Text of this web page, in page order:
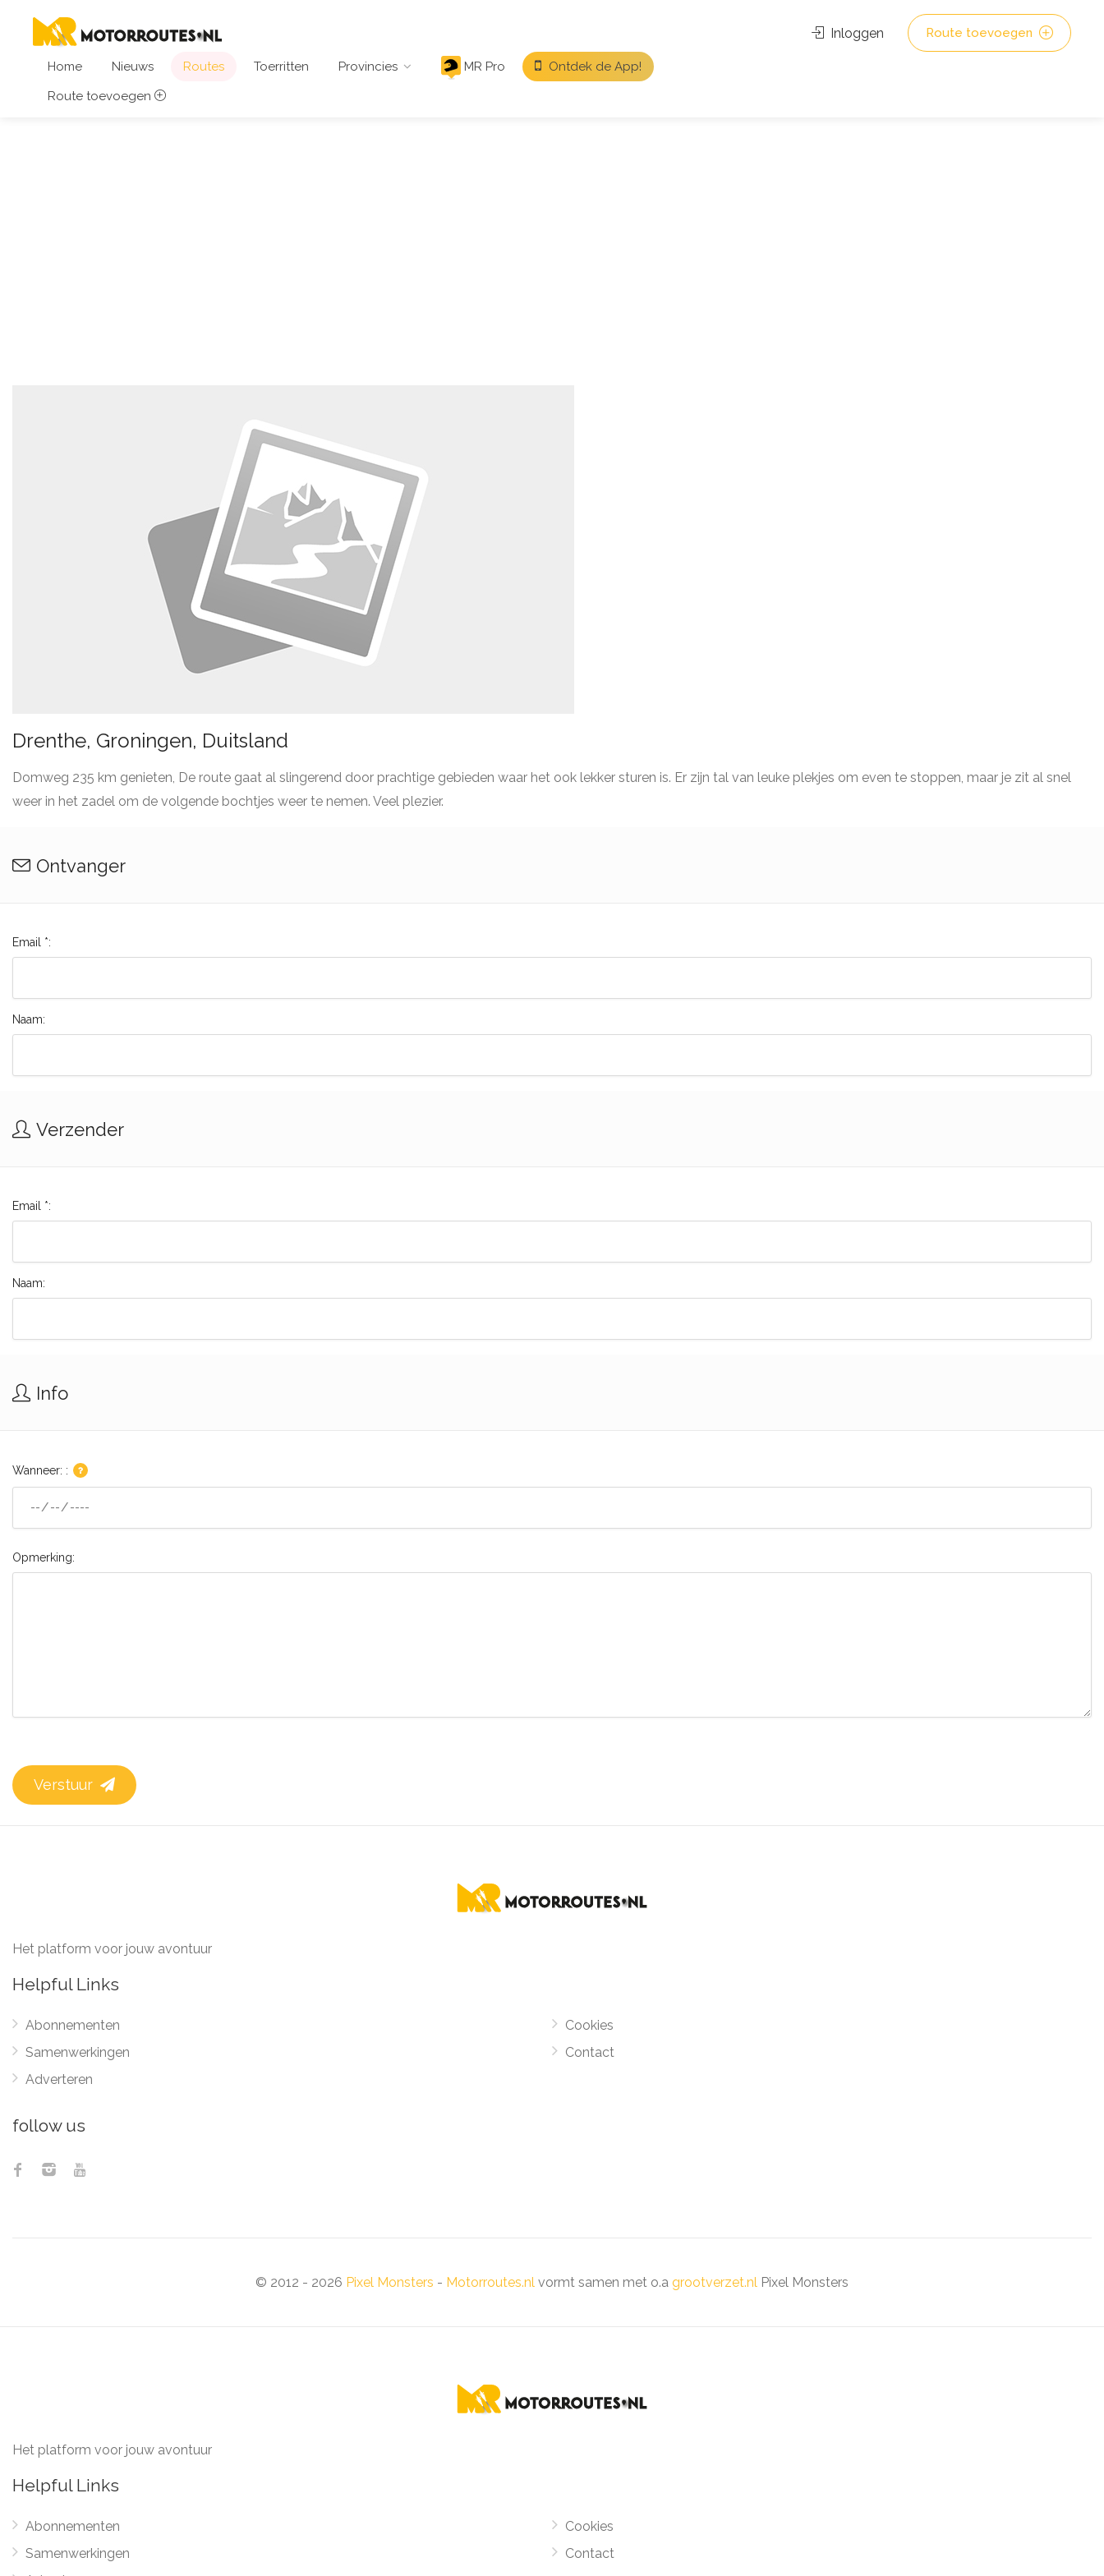
Home Nieuws Routes Toerritten Provincies MR Pro
Ontdek de App!
Route toevoegen
Inloggen Route toevoegen
Drenthe, Groningen, Duitsland
Domweg 235 km genieten, De route gaat al slingerend door prachtige gebieden waar het ook lekker sturen is. Er zijn tal van leuke plekjes om even te stoppen, maar je zit al snel
weer in het zadel om de volgende bochtjes weer te nemen. Veel plezier.
Ontvanger
Email *:
Naam:
Verzender
Email *:
Naam:
Info
Wanneer: :
Opmerking:
Verstuur
Het platform voor jouw avontuur
Helpful Links
Abonnementen
Samenwerkingen
Adverteren
Cookies
Contact
follow us
© 2012 - 2026 Pixel Monsters - Motorroutes.nl vormt samen met o.a grootverzet.nl Pixel Monsters
Het platform voor jouw avontuur
Helpful Links
Abonnementen
Samenwerkingen
Cookies
Contact